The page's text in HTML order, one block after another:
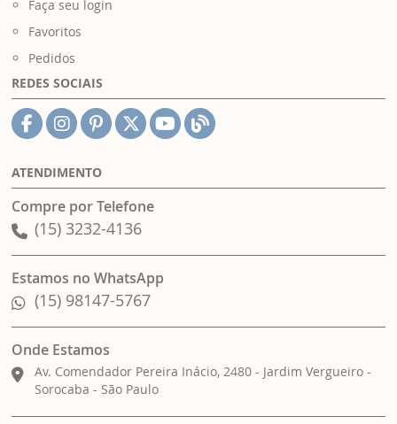
Faça seu login
Favoritos
Pedidos
REDES SOCIAIS
ATENDIMENTO
Compre por Telefone
(15) 3232-4136
Estamos no WhatsApp
(15) 98147-5767
Onde Estamos
Av. Comendador Pereira Inácio, 2480 - Jardim Vergueiro -
Sorocaba - São Paulo